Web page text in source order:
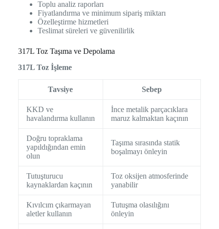
Toplu analiz raporları
Fiyatlandırma ve minimum sipariş miktarı
Özelleştirme hizmetleri
Teslimat süreleri ve güvenilirlik
317L Toz Taşıma ve Depolama
317L Toz İşleme
Tavsiye Sebep
KKD ve
havalandırma kullanın
İnce metalik parçacıklara
maruz kalmaktan kaçının
Doğru topraklama
yapıldığından emin
olun
Taşıma sırasında statik
boşalmayı önleyin
Tutuşturucu
kaynaklardan kaçının
Toz oksijen atmosferinde
yanabilir
Kıvılcım çıkarmayan
aletler kullanın
Tutuşma olasılığını
önleyin